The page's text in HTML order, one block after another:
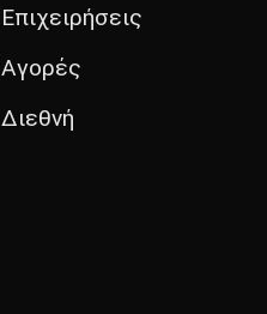
Επιχειρήσεις
Αγορές
Διεθνή